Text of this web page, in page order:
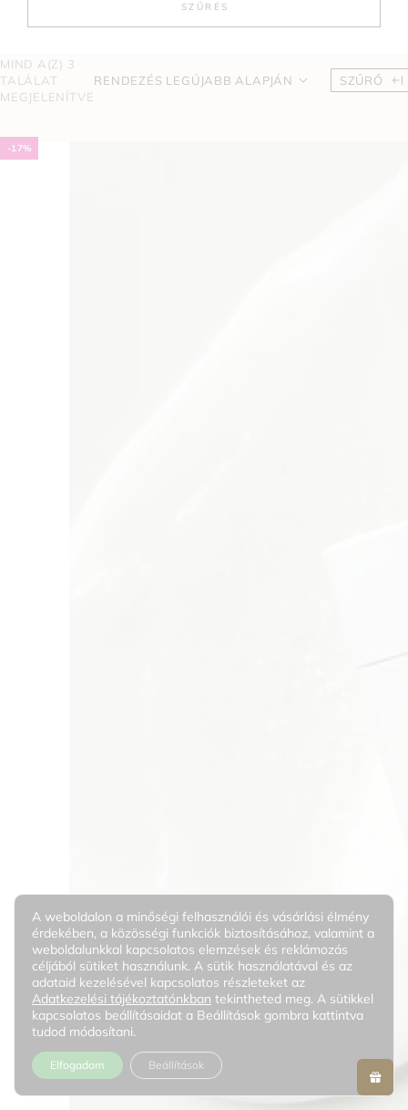
SZŰRÉS
MIND A(Z) 3
TALÁLAT
MEGJELENÍTVE
RENDEZÉS LEGÚJABB ALAPJÁN SZŰRŐ
-17%
A weboldalon a minőségi felhasználói és vásárlási élmény
érdekében, a közösségi funkciók biztosításához, valamint a
weboldalunkkal kapcsolatos elemzések és reklámozás
céljából sütiket használunk. A sütik használatával és az
adataid kezelésével kapcsolatos részleteket az
Adatkezelési tájékoztatónkban tekintheted meg. A sütikkel
kapcsolatos beállításaidat a Beállítások gombra kattintva
tudod módosítani.
Elfogadom Beállítások